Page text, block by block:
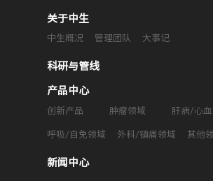
可持续发展
投资者关系
关于中生
中生概况 管理团队 大事记
科研与管线
产品中心
创新产品 肿瘤领域 肝病/心
呼吸/自免领域 外科/镇痛领域 其他
新闻中心